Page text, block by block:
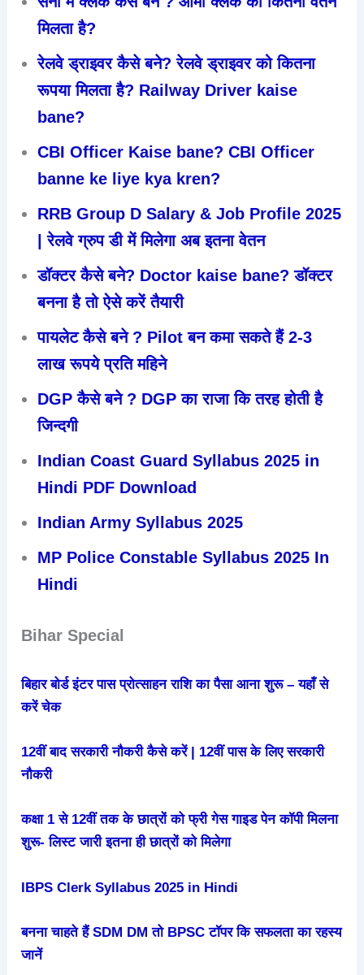
मिलता है?
रेलवे ड्राइवर कैसे बने? रेलवे ड्राइवर को कितना
रूपया मिलता है? Railway Driver kaise
bane?
CBI Officer Kaise bane? CBI Officer
banne ke liye kya kren?
RRB Group D Salary & Job Profile 2025
| रेलवे ग्रुप डी में मिलेगा अब इतना वेतन
डॉक्टर कैसे बने? Doctor kaise bane? डॉक्टर
बनना है तो ऐसे करें तैयारी
पायलेट कैसे बने ? Pilot बन कमा सकते हैं 2-3
लाख रूपये प्रति महिने
DGP कैसे बने ? DGP का राजा कि तरह होती है
जिन्दगी
Indian Coast Guard Syllabus 2025 in
Hindi PDF Download
Indian Army Syllabus 2025
MP Police Constable Syllabus 2025 In
Hindi
Bihar Special
बिहार बोर्ड इंटर पास प्रोत्साहन राशि का पैसा आना शुरू – यहाँ से
करें चेक
12वीं बाद सरकारी नौकरी कैसे करें | 12वीं पास के लिए सरकारी
नौकरी
कक्षा 1 से 12वीं तक के छात्रों को फ्री गेस गाइड पेन कॉपी मिलना
शुरू- लिस्ट जारी इतना ही छात्रों को मिलेगा
IBPS Clerk Syllabus 2025 in Hindi
बनना चाहते हैं SDM DM तो BPSC टॉपर कि सफलता का रहस्य
जानें